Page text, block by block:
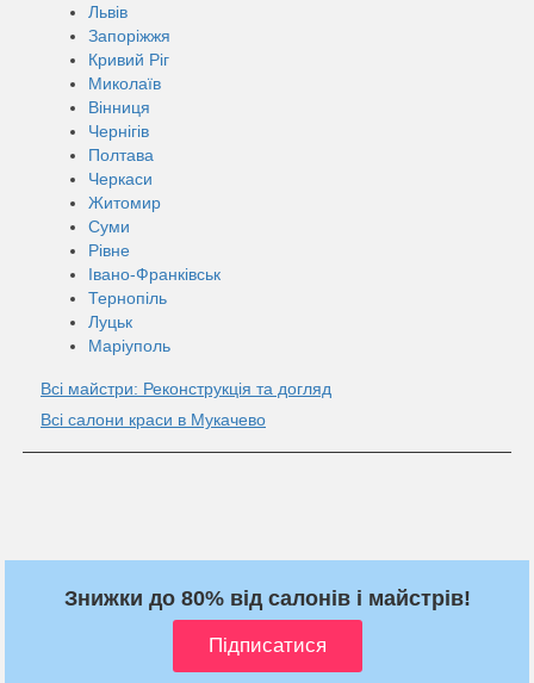
Львів
Запоріжжя
Кривий Ріг
Миколаїв
Вінниця
Чернігів
Полтава
Черкаси
Житомир
Суми
Рівне
Івано-Франківськ
Тернопіль
Луцьк
Маріуполь
Всі майстри: Реконструкція та догляд
Всі салони краси в Мукачево
Знижки до 80% від салонів і майстрів!